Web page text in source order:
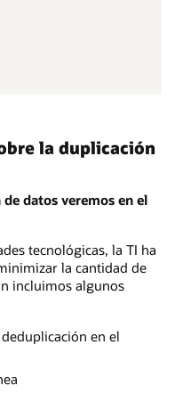
la duplicación
datos veremos en el
tecnológicas, la TI ha
la cantidad de
incluimos algunos
en el